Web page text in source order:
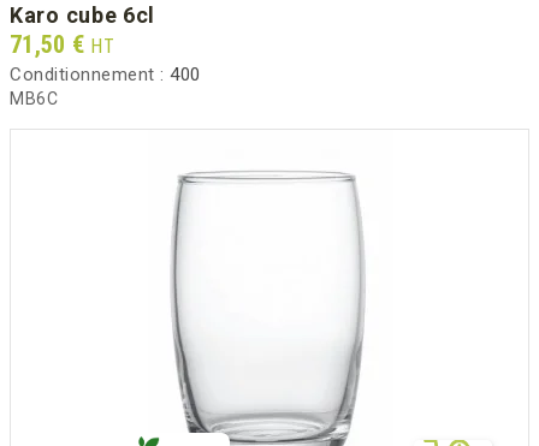
karo cube 6cl
Prix
71,50 € HT
Conditionnement : 400
MB6C